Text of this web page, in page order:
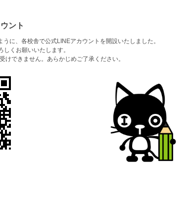
ント
に、各校舎で公式LINEアカウントを開設いたしました。
くお願いいたします。
できません。あらかじめご了承ください。